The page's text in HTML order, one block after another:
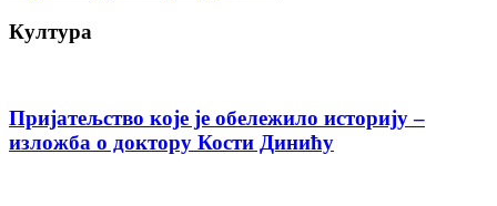
Култура
Пријатељство које је обележило историју –
изложба о доктору Кости Динићу